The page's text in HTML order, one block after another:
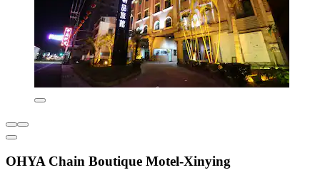
OHYA Chain Boutique Motel-Xinying